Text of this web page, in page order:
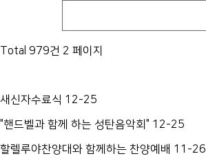
Total 979건 2 페이지
새신자수료식 12-25
"핸드벨과 함께 하는 성탄음악회" 12-25
할렐루야찬양대와 함께하는 찬양예배 11-26